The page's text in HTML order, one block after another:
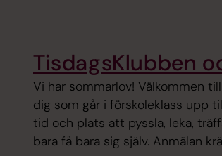
TisdagsKlubben
Vi har sommarlov! Välkommen
dig som går i förskoleklass upp
tid och plats att pyssla, leka,
bara få bara sig själv. Anmälan